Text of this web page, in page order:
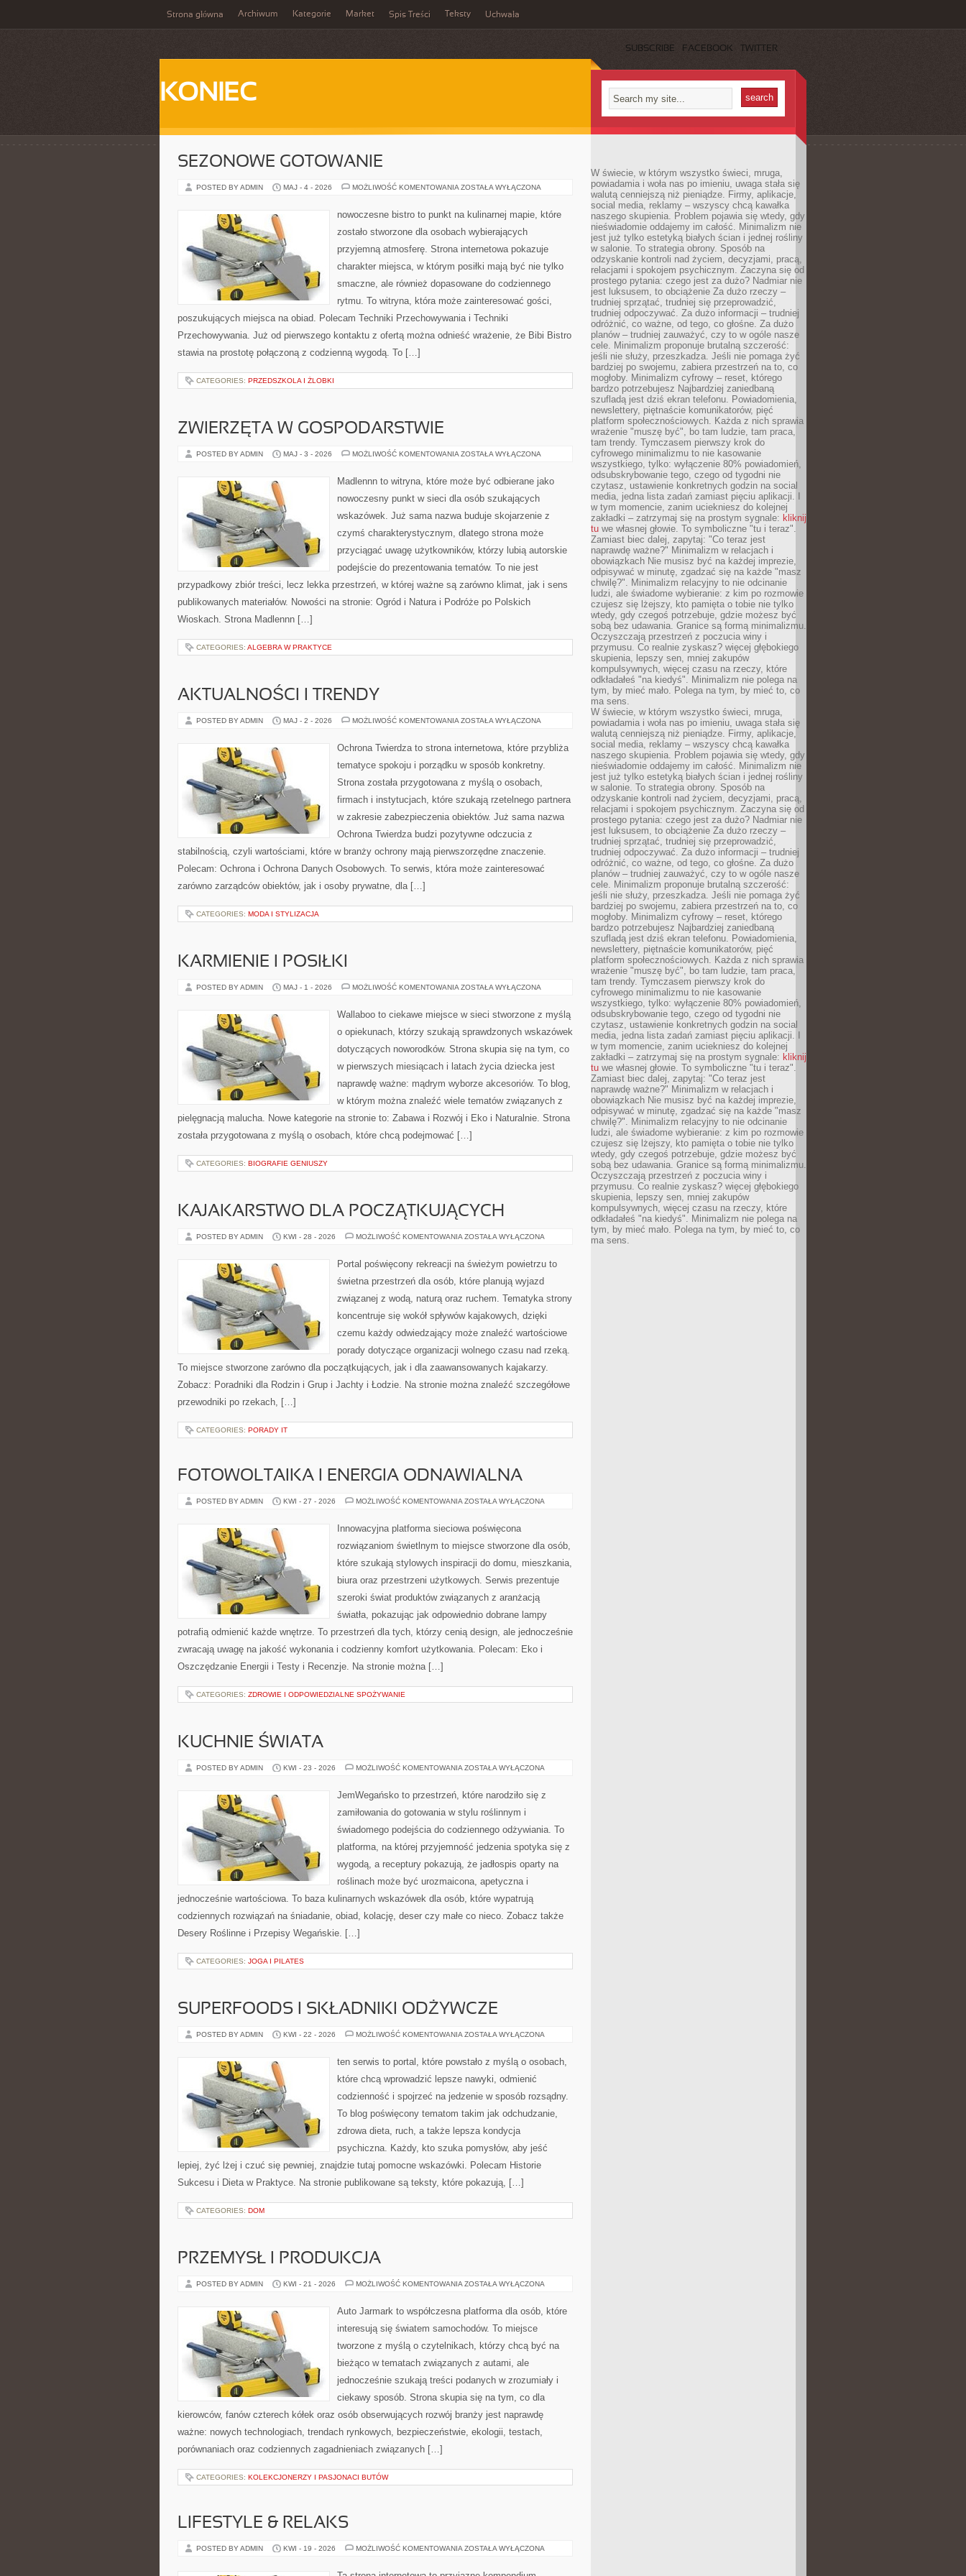
Strona główna Archiwum Kategorie Market Spis Treści Teksty Uchwała
SUBSCRIBE FACEBOOK TWITTER
KONIEC
SEZONOWE GOTOWANIE
POSTED BY ADMIN MAJ - 4 - 2026 MOŻLIWOŚĆ KOMENTOWANIA SEZONOWE
ZOSTAŁA WYŁĄCZONA
nowoczesne bistro to punkt na kulinarnej mapie, które
zostało stworzone dla osobach wybierających
przyjemną atmosferę. Strona internetowa pokazuje
charakter miejsca, w którym posiłki mają być nie tylko
smaczne, ale również dopasowane do codziennego
rytmu. To witryna, która może zainteresować gości,
poszukujących miejsca na obiad. Polecam Techniki Przechowywania i Techniki
Przechowywania. Już od pierwszego kontaktu z ofertą można odnieść wrażenie, że Bibi Bistro
stawia na prostotę połączoną z codzienną wygodą. To […]
CATEGORIES: PRZEDSZKOLA I ŻLOBKI
ZWIERZĘTA W GOSPODARSTWIE
POSTED BY ADMIN MAJ - 3 - 2026 MOŻLIWOŚĆ KOMENTOWANIA ZWIERZĘTA
ZOSTAŁA WYŁĄCZONA
Madlennn to witryna, które może być odbierane jako
nowoczesny punkt w sieci dla osób szukających
wskazówek. Już sama nazwa buduje skojarzenie z
czymś charakterystycznym, dlatego strona może
przyciągać uwagę użytkowników, którzy lubią autorskie
podejście do prezentowania tematów. To nie jest
przypadkowy zbiór treści, lecz lekka przestrzeń, w której ważne są zarówno klimat, jak i sens
publikowanych materiałów. Nowości na stronie: Ogród i Natura i Podróże po Polskich
Wioskach. Strona Madlennn […]
CATEGORIES: ALGEBRA W PRAKTYCE
AKTUALNOŚCI I TRENDY
POSTED BY ADMIN MAJ - 2 - 2026 MOŻLIWOŚĆ KOMENTOWANIA AKTUALNOŚCI
ZOSTAŁA WYŁĄCZONA
Ochrona Twierdza to strona internetowa, które przybliża
tematyce spokoju i porządku w sposób konkretny.
Strona została przygotowana z myślą o osobach,
firmach i instytucjach, które szukają rzetelnego partnera
w zakresie zabezpieczenia obiektów. Już sama nazwa
Ochrona Twierdza budzi pozytywne odczucia z
stabilnością, czyli wartościami, które w branży ochrony mają pierwszorzędne znaczenie.
Polecam: Ochrona i Ochrona Danych Osobowych. To serwis, która może zainteresować
zarówno zarządców obiektów, jak i osoby prywatne, dla […]
CATEGORIES: MODA I STYLIZACJA
KARMIENIE I POSIŁKI
POSTED BY ADMIN MAJ - 1 - 2026 MOŻLIWOŚĆ KOMENTOWANIA KARMIENIE
ZOSTAŁA WYŁĄCZONA
Wallaboo to ciekawe miejsce w sieci stworzone z myślą
o opiekunach, którzy szukają sprawdzonych wskazówek
dotyczących noworodków. Strona skupia się na tym, co
w pierwszych miesiącach i latach życia dziecka jest
naprawdę ważne: mądrym wyborze akcesoriów. To blog,
w którym można znaleźć wiele tematów związanych z
pielęgnacją malucha. Nowe kategorie na stronie to: Zabawa i Rozwój i Eko i Naturalnie. Strona
została przygotowana z myślą o osobach, które chcą podejmować […]
CATEGORIES: BIOGRAFIE GENIUSZY
KAJAKARSTWO DLA POCZĄTKUJĄCYCH
POSTED BY ADMIN KWI - 28 - 2026 MOŻLIWOŚĆ KOMENTOWANIA KAJAKARSTWO
ZOSTAŁA WYŁĄCZONA
Portal poświęcony rekreacji na świeżym powietrzu to
świetna przestrzeń dla osób, które planują wyjazd
związanej z wodą, naturą oraz ruchem. Tematyka strony
koncentruje się wokół spływów kajakowych, dzięki
czemu każdy odwiedzający może znaleźć wartościowe
porady dotyczące organizacji wolnego czasu nad rzeką.
To miejsce stworzone zarówno dla początkujących, jak i dla zaawansowanych kajakarzy.
Zobacz: Poradniki dla Rodzin i Grup i Jachty i Łodzie. Na stronie można znaleźć szczegółowe
przewodniki po rzekach, […]
CATEGORIES: PORADY IT
FOTOWOLTAIKA I ENERGIA ODNAWIALNA
POSTED BY ADMIN KWI - 27 - 2026 MOŻLIWOŚĆ KOMENTOWANIA FOTOWOLTAIKA
ODNAWIALNA
ZOSTAŁA WYŁĄCZONA
Innowacyjna platforma sieciowa poświęcona
rozwiązaniom świetlnym to miejsce stworzone dla osób,
które szukają stylowych inspiracji do domu, mieszkania,
biura oraz przestrzeni użytkowych. Serwis prezentuje
szeroki świat produktów związanych z aranżacją
światła, pokazując jak odpowiednio dobrane lampy
potrafią odmienić każde wnętrze. To przestrzeń dla tych, którzy cenią design, ale jednocześnie
zwracają uwagę na jakość wykonania i codzienny komfort użytkowania. Polecam: Eko i
Oszczędzanie Energii i Testy i Recenzje. Na stronie można […]
CATEGORIES: ZDROWIE I ODPOWIEDZIALNE SPOŻYWANIE
KUCHNIE ŚWIATA
POSTED BY ADMIN KWI - 23 - 2026 MOŻLIWOŚĆ KOMENTOWANIA KUCHNIE
ZOSTAŁA WYŁĄCZONA
JemWegańsko to przestrzeń, które narodziło się z
zamiłowania do gotowania w stylu roślinnym i
świadomego podejścia do codziennego odżywiania. To
platforma, na której przyjemność jedzenia spotyka się z
wygodą, a receptury pokazują, że jadłospis oparty na
roślinach może być urozmaicona, apetyczna i
jednocześnie wartościowa. To baza kulinarnych wskazówek dla osób, które wypatrują
codziennych rozwiązań na śniadanie, obiad, kolację, deser czy małe co nieco. Zobacz także
Desery Roślinne i Przepisy Wegańskie. […]
CATEGORIES: JOGA I PILATES
SUPERFOODS I SKŁADNIKI ODŻYWCZE
POSTED BY ADMIN KWI - 22 - 2026 MOŻLIWOŚĆ KOMENTOWANIA SUPERFOODS
ODŻYWCZE
ZOSTAŁA WYŁĄCZONA
ten serwis to portal, które powstało z myślą o osobach,
które chcą wprowadzić lepsze nawyki, odmienić
codzienność i spojrzeć na jedzenie w sposób rozsądny.
To blog poświęcony tematom takim jak odchudzanie,
zdrowa dieta, ruch, a także lepsza kondycja
psychiczna. Każdy, kto szuka pomysłów, aby jeść
lepiej, żyć lżej i czuć się pewniej, znajdzie tutaj pomocne wskazówki. Polecam Historie
Sukcesu i Dieta w Praktyce. Na stronie publikowane są teksty, które pokazują, […]
CATEGORIES: DOM
PRZEMYSŁ I PRODUKCJA
POSTED BY ADMIN KWI - 21 - 2026 MOŻLIWOŚĆ KOMENTOWANIA PRZEMYSŁ
ZOSTAŁA WYŁĄCZONA
Auto Jarmark to współczesna platforma dla osób, które
interesują się światem samochodów. To miejsce
tworzone z myślą o czytelnikach, którzy chcą być na
bieżąco w tematach związanych z autami, ale
jednocześnie szukają treści podanych w zrozumiały i
ciekawy sposób. Strona skupia się na tym, co dla
kierowców, fanów czterech kółek oraz osób obserwujących rozwój branży jest naprawdę
ważne: nowych technologiach, trendach rynkowych, bezpieczeństwie, ekologii, testach,
porównaniach oraz codziennych zagadnieniach związanych […]
CATEGORIES: KOLEKCJONERZY I PASJONACI BUTÓW
LIFESTYLE & RELAKS
POSTED BY ADMIN KWI - 19 - 2026 MOŻLIWOŚĆ KOMENTOWANIA LIFESTYLE
ZOSTAŁA WYŁĄCZONA
W świecie, w którym wszystko świeci, mruga,
powiadamia i woła nas po imieniu, uwaga stała się
walutą cenniejszą niż pieniądze. Firmy, aplikacje,
social media, reklamy – wszyscy chcą kawałka
naszego skupienia. Problem pojawia się wtedy, gdy
nieświadomie oddajemy im całość. Minimalizm nie
jest już tylko estetyką białych ścian i jednej rośliny
w salonie. To strategia obrony. Sposób na
odzyskanie kontroli nad życiem, decyzjami, pracą,
relacjami i spokojem psychicznym. Zaczyna się od
prostego pytania: czego jest za dużo? Nadmiar nie
jest luksusem, to obciążenie Za dużo rzeczy –
trudniej sprzątać, trudniej się przeprowadzić,
trudniej odpoczywać. Za dużo informacji – trudniej
odróżnić, co ważne, od tego, co głośne. Za dużo
planów – trudniej zauważyć, czy to w ogóle nasze
cele. Minimalizm proponuje brutalną szczerość:
jeśli nie służy, przeszkadza. Jeśli nie pomaga żyć
bardziej po swojemu, zabiera przestrzeń na to, co
mogłoby. Minimalizm cyfrowy – reset, którego
bardzo potrzebujesz Najbardziej zaniedbaną
szufladą jest dziś ekran telefonu. Powiadomienia,
newslettery, piętnaście komunikatorów, pięć
platform społecznościowych. Każda z nich sprawia
wrażenie "muszę być", bo tam ludzie, tam praca,
tam trendy. Tymczasem pierwszy krok do
cyfrowego minimalizmu to nie kasowanie
wszystkiego, tylko: wyłączenie 80% powiadomień,
odsubskrybowanie tego, czego od tygodni nie
czytasz, ustawienie konkretnych godzin na social
media, jedna lista zadań zamiast pięciu aplikacji. I
w tym momencie, zanim uciekniesz do kolejnej
zakładki – zatrzymaj się na prostym sygnale: kliknij
tu we własnej głowie. To symboliczne "tu i teraz".
Zamiast biec dalej, zapytaj: "Co teraz jest
naprawdę ważne?" Minimalizm w relacjach i
obowiązkach Nie musisz być na każdej imprezie,
odpisywać w minutę, zgadzać się na każde "masz
chwilę?". Minimalizm relacyjny to nie odcinanie
ludzi, ale świadome wybieranie: z kim po rozmowie
czujesz się lżejszy, kto pamięta o tobie nie tylko
wtedy, gdy czegoś potrzebuje, gdzie możesz być
sobą bez udawania. Granice są formą minimalizmu.
Oczyszczają przestrzeń z poczucia winy i
przymusu. Co realnie zyskasz? więcej głębokiego
skupienia, lepszy sen, mniej zakupów
kompulsywnych, więcej czasu na rzeczy, które
odkładałeś "na kiedyś". Minimalizm nie polega na
tym, by mieć mało. Polega na tym, by mieć to, co
ma sens.
W świecie, w którym wszystko świeci, mruga,
powiadamia i woła nas po imieniu, uwaga stała się
walutą cenniejszą niż pieniądze. Firmy, aplikacje,
social media, reklamy – wszyscy chcą kawałka
naszego skupienia. Problem pojawia się wtedy, gdy
nieświadomie oddajemy im całość. Minimalizm nie
jest już tylko estetyką białych ścian i jednej rośliny
w salonie. To strategia obrony. Sposób na
odzyskanie kontroli nad życiem, decyzjami, pracą,
relacjami i spokojem psychicznym. Zaczyna się od
prostego pytania: czego jest za dużo? Nadmiar nie
jest luksusem, to obciążenie Za dużo rzeczy –
trudniej sprzątać, trudniej się przeprowadzić,
trudniej odpoczywać. Za dużo informacji – trudniej
odróżnić, co ważne, od tego, co głośne. Za dużo
planów – trudniej zauważyć, czy to w ogóle nasze
cele. Minimalizm proponuje brutalną szczerość:
jeśli nie służy, przeszkadza. Jeśli nie pomaga żyć
bardziej po swojemu, zabiera przestrzeń na to, co
mogłoby. Minimalizm cyfrowy – reset, którego
bardzo potrzebujesz Najbardziej zaniedbaną
szufladą jest dziś ekran telefonu. Powiadomienia,
newslettery, piętnaście komunikatorów, pięć
platform społecznościowych. Każda z nich sprawia
wrażenie "muszę być", bo tam ludzie, tam praca,
tam trendy. Tymczasem pierwszy krok do
cyfrowego minimalizmu to nie kasowanie
wszystkiego, tylko: wyłączenie 80% powiadomień,
odsubskrybowanie tego, czego od tygodni nie
czytasz, ustawienie konkretnych godzin na social
media, jedna lista zadań zamiast pięciu aplikacji. I
w tym momencie, zanim uciekniesz do kolejnej
zakładki – zatrzymaj się na prostym sygnale: kliknij
tu we własnej głowie. To symboliczne "tu i teraz".
Zamiast biec dalej, zapytaj: "Co teraz jest
naprawdę ważne?" Minimalizm w relacjach i
obowiązkach Nie musisz być na każdej imprezie,
odpisywać w minutę, zgadzać się na każde "masz
chwilę?". Minimalizm relacyjny to nie odcinanie
ludzi, ale świadome wybieranie: z kim po rozmowie
czujesz się lżejszy, kto pamięta o tobie nie tylko
wtedy, gdy czegoś potrzebuje, gdzie możesz być
sobą bez udawania. Granice są formą minimalizmu.
Oczyszczają przestrzeń z poczucia winy i
przymusu. Co realnie zyskasz? więcej głębokiego
skupienia, lepszy sen, mniej zakupów
kompulsywnych, więcej czasu na rzeczy, które
odkładałeś "na kiedyś". Minimalizm nie polega na
tym, by mieć mało. Polega na tym, by mieć to, co
ma sens.